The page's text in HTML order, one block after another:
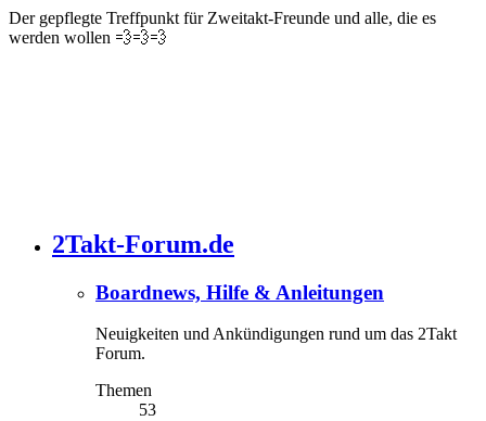
Der gepflegte Treffpunkt für Zweitakt-Freunde und alle, die es
werden wollen 💨💨💨
2Takt-Forum.de
Boardnews, Hilfe & Anleitungen
Neuigkeiten und Ankündigungen rund um das 2Takt
Forum.
Themen
53